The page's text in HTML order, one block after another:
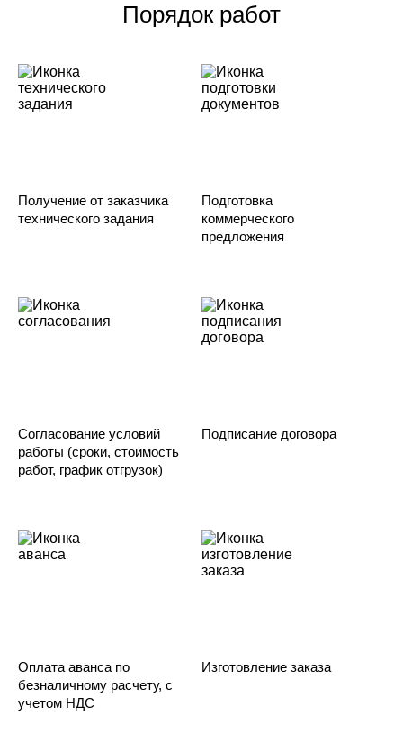
Порядок работ
Получение от заказчика
технического задания
Подготовка
коммерческого
предложения
Согласование условий
работы (сроки, стоимость
работ, график отгрузок)
Подписание договора
Оплата аванса по
безналичному расчету, с
учетом НДС
Изготовление заказа